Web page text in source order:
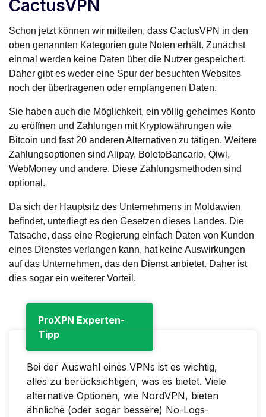
CactusVPN
Schon jetzt können wir mitteilen, dass CactusVPN in den
oben genannten Kategorien gute Noten erhält. Zunächst
einmal werden keine Daten über die Nutzer gespeichert.
Daher gibt es weder eine Spur der besuchten Websites
noch der übertragenen oder empfangenen Daten.
Sie haben auch die Möglichkeit, ein völlig geheimes Konto
zu eröffnen und Zahlungen mit Kryptowährungen wie
Bitcoin und fast 20 anderen Alternativen zu tätigen. Weitere
Zahlungsoptionen sind Alipay, BoletoBancario, Qiwi,
WebMoney und andere. Diese Zahlungsmethoden sind
optional.
Da sich der Hauptsitz des Unternehmens in Moldawien
befindet, unterliegt es den Gesetzen dieses Landes. Die
Tatsache, dass eine Regierung einfach Daten von Kunden
eines Dienstes verlangen kann, hat keine Auswirkungen
auf das Unternehmen, das den Dienst anbietet. Daher ist
dies sogar ein weiterer Vorteil.
ProXPN Experten-
Tipp
Bei der Auswahl eines VPNs ist es wichtig,
alles zu berücksichtigen, was es bietet. Viele
alternative Optionen, wie NordVPN, bieten
ähnliche (oder sogar bessere) No-Logs-